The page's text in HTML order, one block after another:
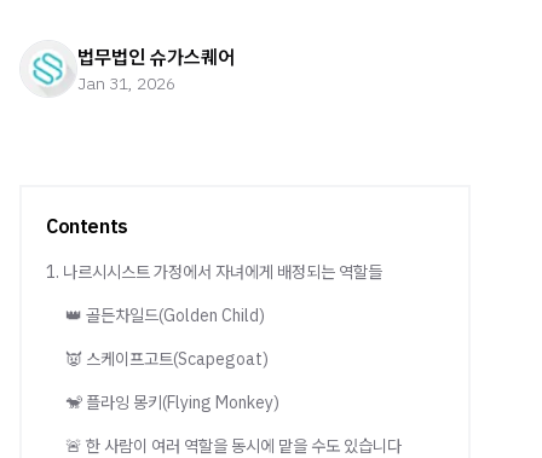
법무법인 슈가스퀘어
Jan 31, 2026
Contents
1. 나르시시스트 가정에서 자녀에게 배정되는 역할들
👑 골든차일드(Golden Child)
👿 스케이프고트(Scapegoat)
🐒 플라잉 몽키(Flying Monkey)
🚨 한 사람이 여러 역할을 동시에 맡을 수도 있습니다